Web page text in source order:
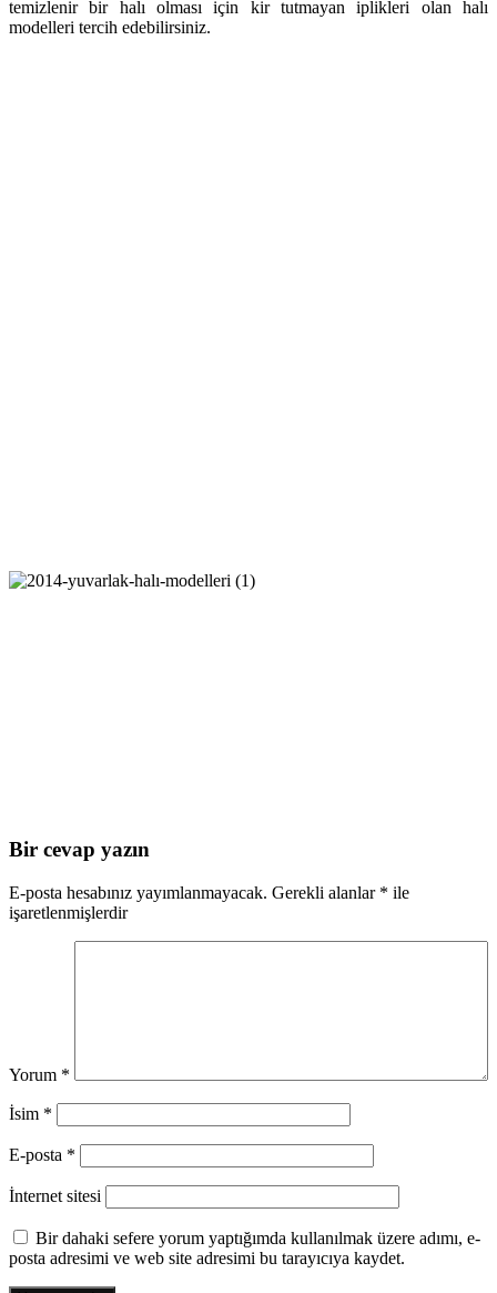
temizlenir bir halı olması için kir tutmayan iplikleri olan halı
modelleri tercih edebilirsiniz.
Bir cevap yazın
E-posta hesabınız yayımlanmayacak. Gerekli alanlar * ile
işaretlenmişlerdir
Yorum *
İsim *
E-posta *
İnternet sitesi
Bir dahaki sefere yorum yaptığımda kullanılmak üzere adımı, e-
posta adresimi ve web site adresimi bu tarayıcıya kaydet.